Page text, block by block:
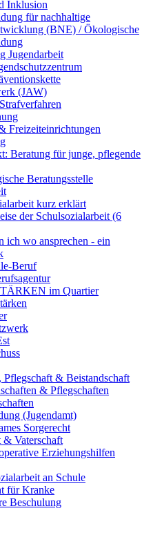
Inklusion
für nachhaltige
(BNE) / Ökologische
Jugendarbeit
(JAW)
Freizeiteinrichtungen
Beratung für junge, pflegende
Beratungsstelle
kurz erklärt
der Schulsozialarbeit (6
ich wo ansprechen - ein
Beruf
im Quartier
Pflegschaft & Beistandschaft
& Pflegschaften
(Jugendamt)
Sorgerecht
& Vaterschaft
Erziehungshilfen
an Schule
für Kranke
Beschulung